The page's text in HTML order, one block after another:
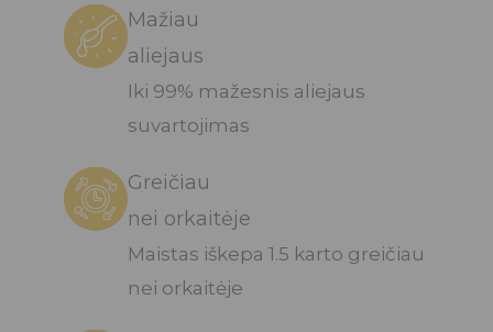
Mažiau
aliejaus
Iki 99% mažesnis aliejaus
suvartojimas
Greičiau
nei orkaitėje
Maistas iškepa 1.5 karto greičiau
nei orkaitėje